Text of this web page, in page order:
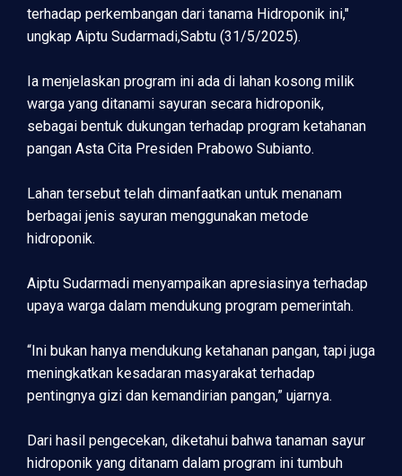
terhadap perkembangan dari tanama Hidroponik ini,"
ungkap Aiptu Sudarmadi,Sabtu (31/5/2025).
Ia menjelaskan program ini ada di lahan kosong milik
warga yang ditanami sayuran secara hidroponik,
sebagai bentuk dukungan terhadap program ketahanan
pangan Asta Cita Presiden Prabowo Subianto.
Lahan tersebut telah dimanfaatkan untuk menanam
berbagai jenis sayuran menggunakan metode
hidroponik.
Aiptu Sudarmadi menyampaikan apresiasinya terhadap
upaya warga dalam mendukung program pemerintah.
“Ini bukan hanya mendukung ketahanan pangan, tapi juga
meningkatkan kesadaran masyarakat terhadap
pentingnya gizi dan kemandirian pangan,” ujarnya.
Dari hasil pengecekan, diketahui bahwa tanaman sayur
hidroponik yang ditanam dalam program ini tumbuh